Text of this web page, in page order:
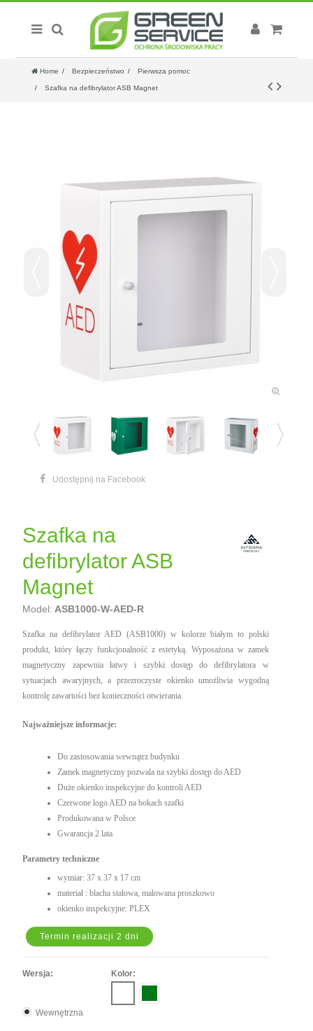
Home Bezpieczeństwo Pierwsza pomoc
Szafka na defibrylator ASB Magnet
Udostępnij na Facebook
Szafka na
defibrylator ASB
Magnet
Model: ASB1000-W-AED-R
Szafka na defibrylator AED (ASB1000) w kolorze białym to polski
produkt, który łączy funkcjonalność z estetyką. Wyposażona w zamek
magnetyczny zapewnia łatwy i szybki dostęp do defibrylatora w
sytuacjach awaryjnych, a przezroczyste okienko umożliwia wygodną
kontrolę zawartości bez konieczności otwierania.
Najważniejsze informacje:
Do zastosowania wewnątrz budynku
Zamek magnetyczny pozwala na szybki dostęp do AED
Duże okienko inspekcyjne do kontroli AED
Czerwone logo AED na bokach szafki
Produkowana w Polsce
Gwarancja 2 lata
Parametry techniczne
wymiar: 37 x 37 x 17 cm
materiał : blacha stalowa, malowana proszkowo
okienko inspekcyjne: PLEX
Termin realizacji 2 dni
Wersja:
Wewnętrzna
Kolor: